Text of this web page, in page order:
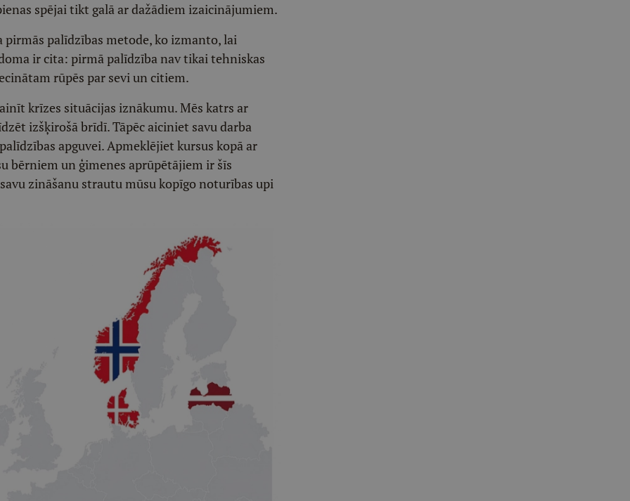
spējai tikt galā ar dažādiem izaicinājumiem.
palīdzības metode, ko izmanto, lai
ir cita: pirmā palīdzība nav tikai tehniskas
rūpēs par sevi un citiem.
krīzes situācijas iznākumu. Mēs katrs ar
izšķirošā brīdī. Tāpēc aiciniet savu darba
apguvei. Apmeklējiet kursus kopā ar
bērniem un ģimenes aprūpētājiem ir šīs
zināšanu strautu mūsu kopīgo noturības upi